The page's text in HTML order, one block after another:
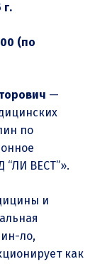
(по
—
по
ВЕСТ”».
и
ло,
как